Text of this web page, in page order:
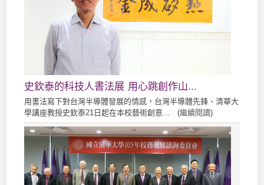
史欽泰的科技人書法展 用心跳創作山...
用書法寫下對台灣半導體發展的情感，台灣半導體先鋒、清華大
學講座教授史欽泰21日起在本校藝術創意... (繼續閱讀)